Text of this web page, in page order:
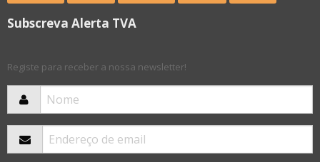
Subscreva Alerta TVA
Registe para receber a nossa newsletter!